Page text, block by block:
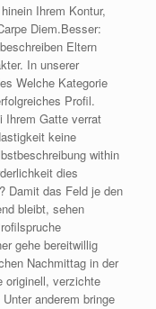
Ihrem Kontur,
Diem.Besser:
Eltern
In unserer
Welche Kategorie
Profil.
Ihrem Gatte verrat
keine
within
dies
Damit das Feld je den
bleibt, sehen
gehe bereitwillig
Nachmittag in der
originell, verzichte
anderem bringe